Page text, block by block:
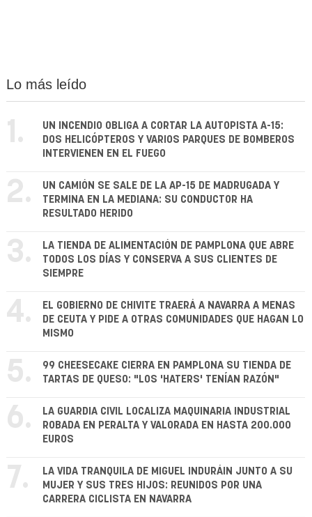
Lo más leído
1.
UN INCENDIO OBLIGA A CORTAR LA AUTOPISTA A-15:
DOS HELICÓPTEROS Y VARIOS PARQUES DE BOMBEROS
INTERVIENEN EN EL FUEGO
2.
UN CAMIÓN SE SALE DE LA AP-15 DE MADRUGADA Y
TERMINA EN LA MEDIANA: SU CONDUCTOR HA
RESULTADO HERIDO
3.
LA TIENDA DE ALIMENTACIÓN DE PAMPLONA QUE ABRE
TODOS LOS DÍAS Y CONSERVA A SUS CLIENTES DE
SIEMPRE
4.
EL GOBIERNO DE CHIVITE TRAERÁ A NAVARRA A MENAS
DE CEUTA Y PIDE A OTRAS COMUNIDADES QUE HAGAN LO
MISMO
5.
99 CHEESECAKE CIERRA EN PAMPLONA SU TIENDA DE
TARTAS DE QUESO: "LOS 'HATERS' TENÍAN RAZÓN"
6.
LA GUARDIA CIVIL LOCALIZA MAQUINARIA INDUSTRIAL
ROBADA EN PERALTA Y VALORADA EN HASTA 200.000
EUROS
7.
LA VIDA TRANQUILA DE MIGUEL INDURÁIN JUNTO A SU
MUJER Y SUS TRES HIJOS: REUNIDOS POR UNA
CARRERA CICLISTA EN NAVARRA